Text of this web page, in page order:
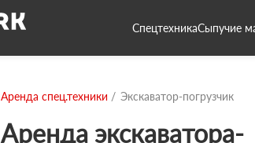
СпецтехникаСыпучие
Аренда спец.техники Экскаватор-погрузчик
Аренда экскаватора-